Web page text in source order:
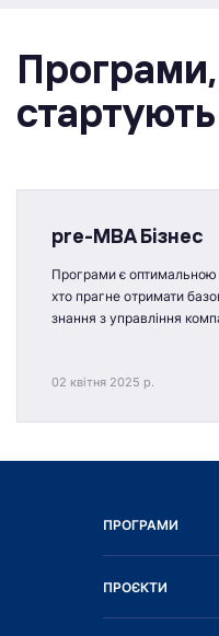
стартують
pre-MBA Бізнес
Програми є оптимальною
хто прагне отримати
знання з управління
02 квітня 2025 р.
ПРОГРАМИ
ПРОЄКТИ